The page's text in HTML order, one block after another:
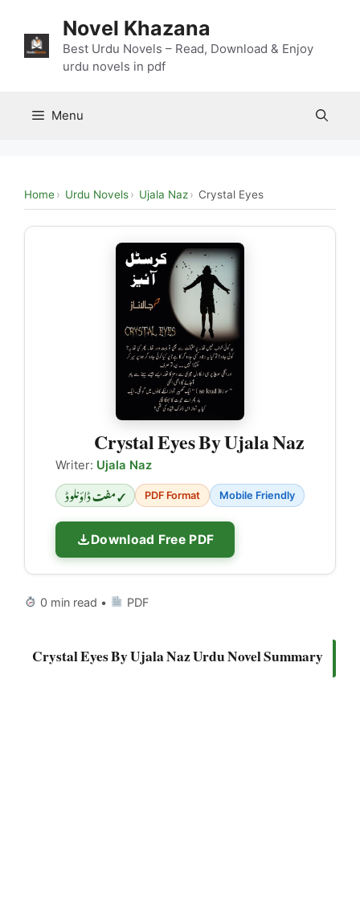
content
Novel Khazana
Best Urdu Novels – Read, Download & Enjoy
urdu novels in pdf
Menu
Home Urdu Novels Ujala Naz Crystal Eyes
Crystal Eyes By Ujala Naz
Writer: Ujala Naz
✓ مفت ڈاؤنلوڈ PDF Format Mobile Friendly
Download Free PDF
0 min read • PDF
Crystal Eyes By Ujala Naz Urdu Novel Summary